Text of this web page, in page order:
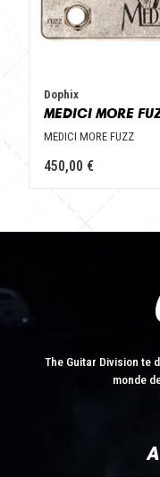
Dophix
MEDICI MORE
MEDICI MORE FUZZ
450,00 €
The Guitar Division te
monde